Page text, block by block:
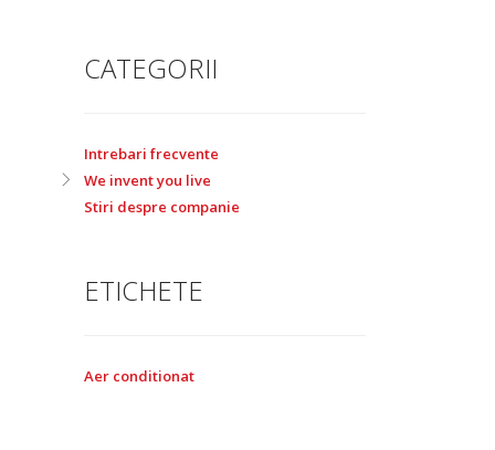
CATEGORII
Intrebari frecvente
We invent you live
Stiri despre companie
ETICHETE
Aer conditionat